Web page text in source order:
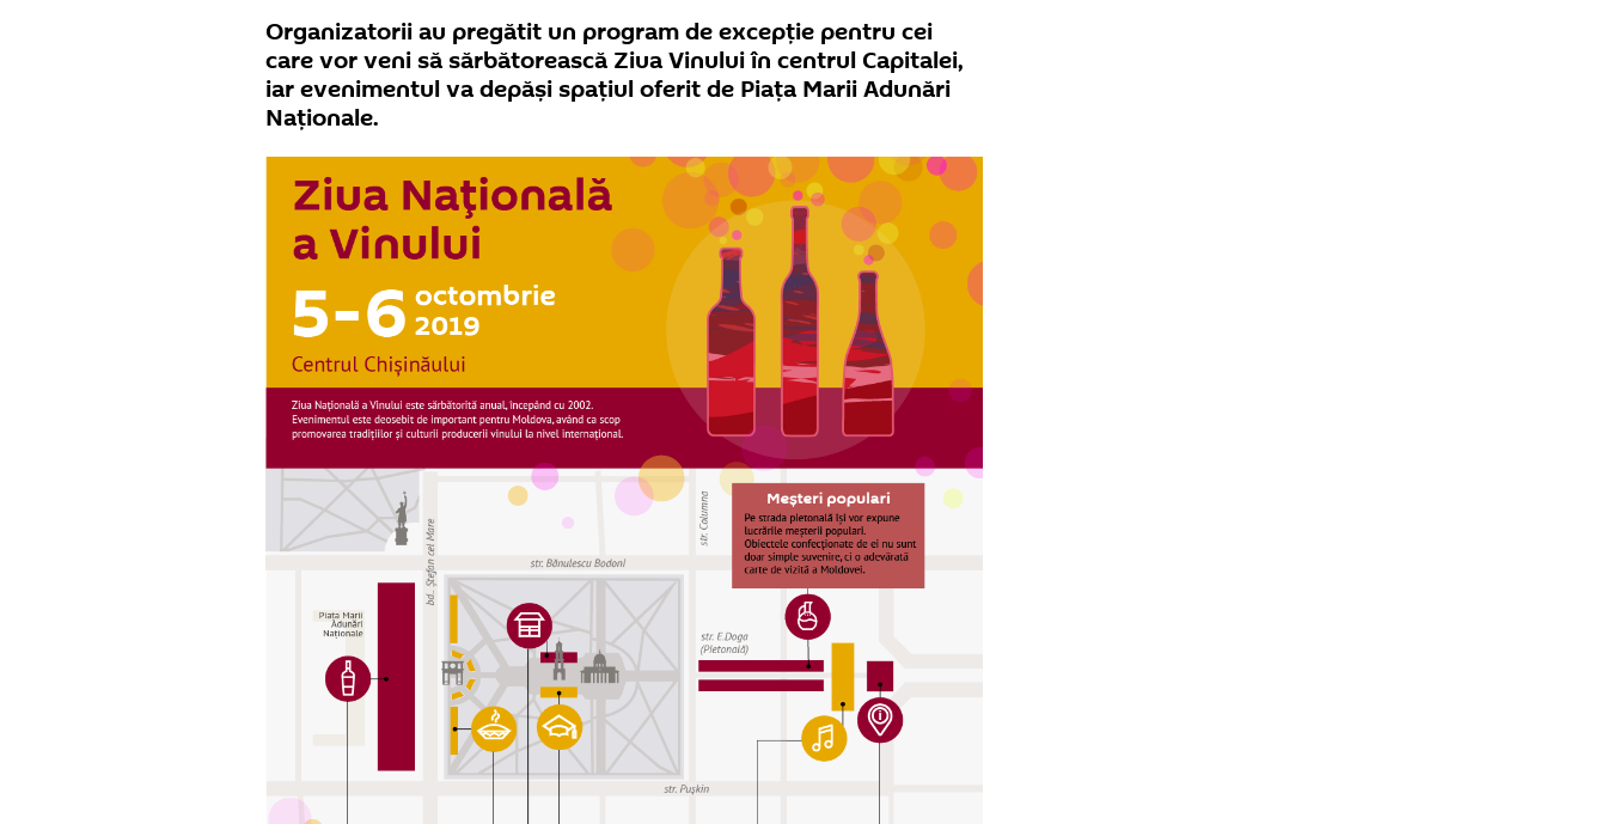
Organizatorii au pregătit un program de excepție pentru cei
care vor veni să sărbătorească Ziua Vinului în centrul Capitalei,
iar evenimentul va depăși spațiul oferit de Piața Marii Adunări
Naționale.